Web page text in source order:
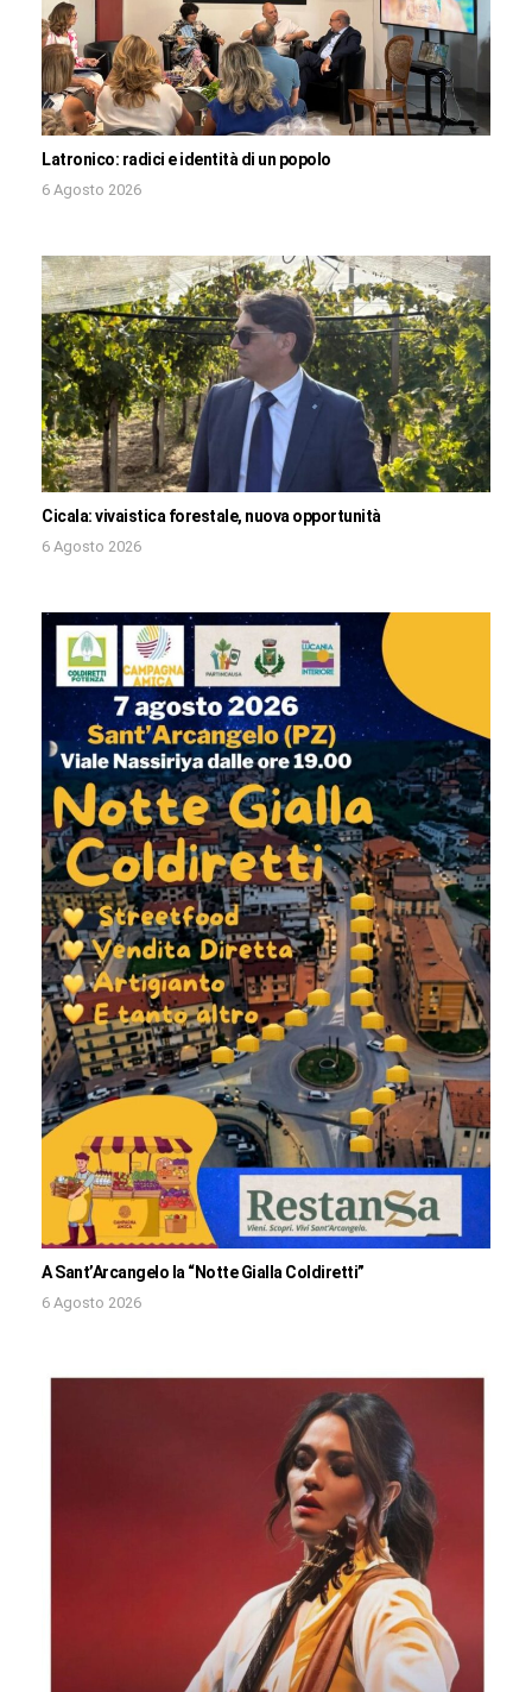
Latronico: radici e identità di un popolo
6 Agosto 2026
Cicala: vivaistica forestale, nuova opportunità
6 Agosto 2026
A Sant’Arcangelo la “Notte Gialla Coldiretti”
6 Agosto 2026